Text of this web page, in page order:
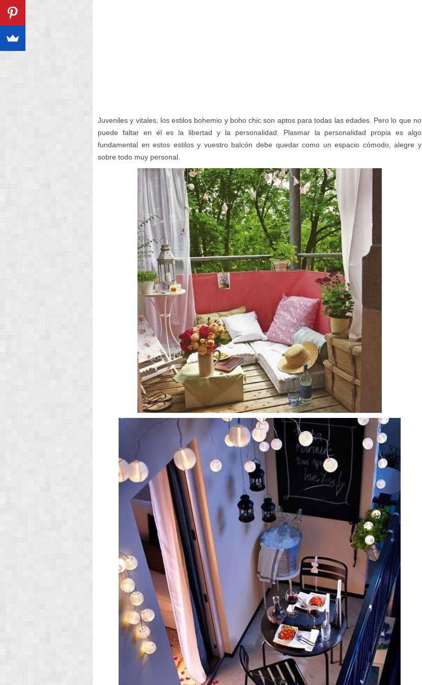
Juveniles y vitales, los estilos bohemio y boho chic son aptos para todas las edades. Pero lo que no
puede faltar en él es la libertad y la personalidad. Plasmar la personalidad propia es algo
fundamental en estos estilos y vuestro balcón debe quedar como un espacio cómodo, alegre y
sobre todo muy personal.